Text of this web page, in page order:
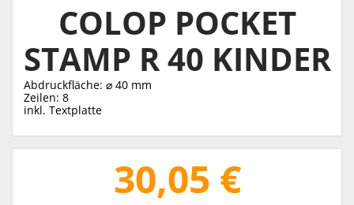
COLOP POCKET
STAMP R 40 KINDER
Abdruckfläche: ⌀ 40 mm
Zeilen: 8
inkl. Textplatte
30,05 €